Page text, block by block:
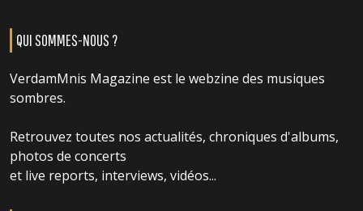
QUI SOMMES-NOUS ?
VerdamMnis Magazine est le webzine des musiques
sombres.
Retrouvez toutes nos actualités, chroniques d'albums,
photos de concerts
et live reports, interviews, vidéos...